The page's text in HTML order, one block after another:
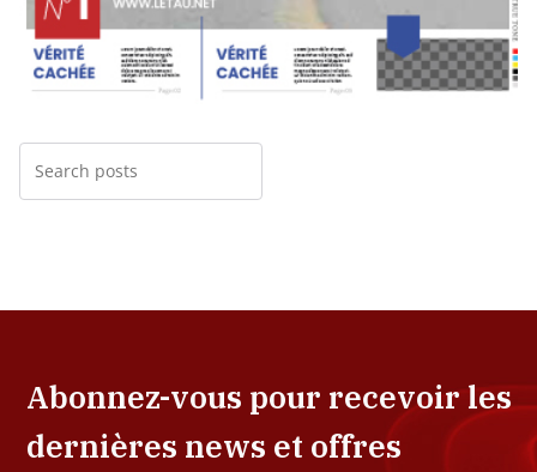
Abonnez-vous pour recevoir les
dernières news et offres